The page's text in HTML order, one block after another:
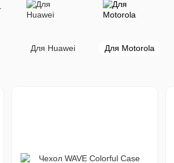
Для Huawei Для Motorola